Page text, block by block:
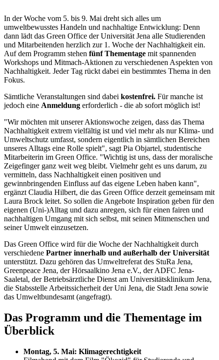
In der Woche vom 5. bis 9. Mai dreht sich alles um
umweltbewusstes Handeln und nachhaltige Entwicklung: Denn
dann lädt das Green Office der Universität Jena alle Studierenden
und Mitarbeitenden herzlich zur 1. Woche der Nachhaltigkeit ein.
Auf dem Programm stehen fünf Thementage mit spannenden
Workshops und Mitmach-Aktionen zu verschiedenen Aspekten von
Nachhaltigkeit. Jeder Tag rückt dabei ein bestimmtes Thema in den
Fokus.
Sämtliche Veranstaltungen sind dabei kostenfrei. Für manche ist
jedoch eine Anmeldung erforderlich - die ab sofort möglich ist!
"Wir möchten mit unserer Aktionswoche zeigen, dass das Thema
Nachhaltigkeit extrem vielfältig ist und viel mehr als nur Klima- und
Umweltschutz umfasst, sondern eigentlich in sämtlichen Bereichen
unseres Alltags eine Rolle spielt", sagt Pia Objartel, studentische
Mitarbeiterin im Green Office. "Wichtig ist uns, dass der moralische
Zeigefinger ganz weit weg bleibt. Vielmehr geht es uns darum, zu
vermitteln, dass Nachhaltigkeit einen positiven und
gewinnbringenden Einfluss auf das eigene Leben haben kann",
ergänzt Claudia Hilbert, die das Green Office derzeit gemeinsam mit
Laura Brock leitet. So sollen die Angebote Inspiration geben für den
eigenen (Uni-)Alltag und dazu anregen, sich für einen fairen und
nachhaltigen Umgang mit sich selbst, mit seinen Mitmenschen und
seiner Umwelt einzusetzen.
Das Green Office wird für die Woche der Nachhaltigkeit durch
verschiedene Partner innerhalb und außerhalb der Universität
unterstützt. Dazu gehören das Umweltreferat des StuRa Jena,
Greenpeace Jena, der Hörsaalkino Jena e.V., der ADFC Jena-
Saaletal, der Betriebsärztliche Dienst am Universitätsklinikum Jena,
die Stabsstelle Arbeitssicherheit der Uni Jena, die Stadt Jena sowie
das Umweltbundesamt (angefragt).
Das Programm und die Thementage im
Überblick
Montag, 5. Mai: Klimagerechtigkeit